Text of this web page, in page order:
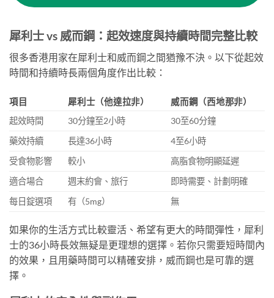
犀利士 vs 威而鋼：起效速度與持續時間完整比較
很多香港用家在犀利士和威而鋼之間猶豫不決。以下從起效
時間和持續時長兩個角度作出比較：
項目 犀利士（他達拉非）
威而鋼（西地那非）
起效時間
30分鐘至2小時
30至60分鐘
藥效持續
長達36小時
4至6小時
受食物影響
較小
高脂食物明顯延遲
適合場合
週末約會、旅行
即時需要、計劃明確
每日錠選項
有（5mg） 無
如果你的生活方式比較靈活、希望有更大的時間彈性，犀利
士的36小時長效無疑是更理想的選擇。若你只需要短時間內
的效果，且用藥時間可以精確安排，威而鋼也是可靠的選
擇。